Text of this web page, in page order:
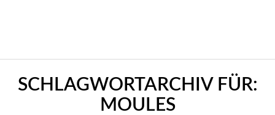
SCHLAGWORTARCHIV FÜR:
MOULES